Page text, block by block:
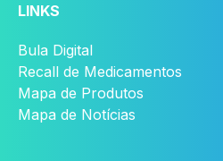
LINKS
Bula Digital
Recall de Medicamentos
Mapa de Produtos
Mapa de Notícias